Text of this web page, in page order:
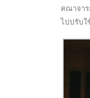
คณาจาร
ไปปรับใ